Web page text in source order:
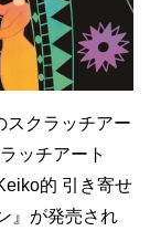
スクラッチアー
ッチアート
的 引き寄せ
』が発売され